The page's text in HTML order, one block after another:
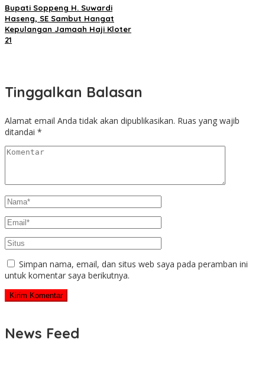
Bupati Soppeng H. Suwardi
Haseng, SE Sambut Hangat
Kepulangan Jamaah Haji Kloter
21
Tinggalkan Balasan
Alamat email Anda tidak akan dipublikasikan. Ruas yang wajib
ditandai *
Simpan nama, email, dan situs web saya pada peramban ini
untuk komentar saya berikutnya.
News Feed